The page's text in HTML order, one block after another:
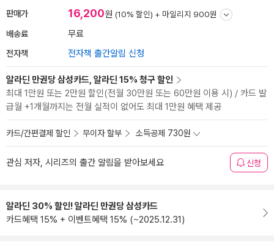
판매가 16,200원 (10% 할인) + 마일리지 900원
배송료 무료
전자책 전자책 출간알림 신청
알라딘 만권당 삼성카드, 알라딘 15% 청구 할인
최대 1만원 또는 2만원 할인(전월 30만원 또는 60만원 이용 시) / 카드 발
급월 +1개월까지는 전월 실적이 없어도 최대 1만원 혜택 제공
카드/간편결제 할인 무이자 할부 소득공제 730원
관심 저자, 시리즈의 출간 알림을 받아보세요 신청
알라딘 30% 할인! 알라딘 만권당 삼성카드
카드혜택 15% + 이벤트혜택 15% (~2025.12.31)